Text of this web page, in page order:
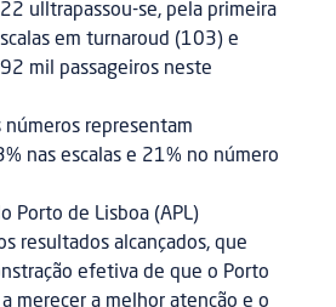
ulltrapassou-se, pela primeira
em turnaroud (103) e
mil passageiros neste
representam
nas escalas e 21% no número
Porto de Lisboa (APL)
resultados alcançados, que
efetiva de que o Porto
merecer a melhor atenção e o